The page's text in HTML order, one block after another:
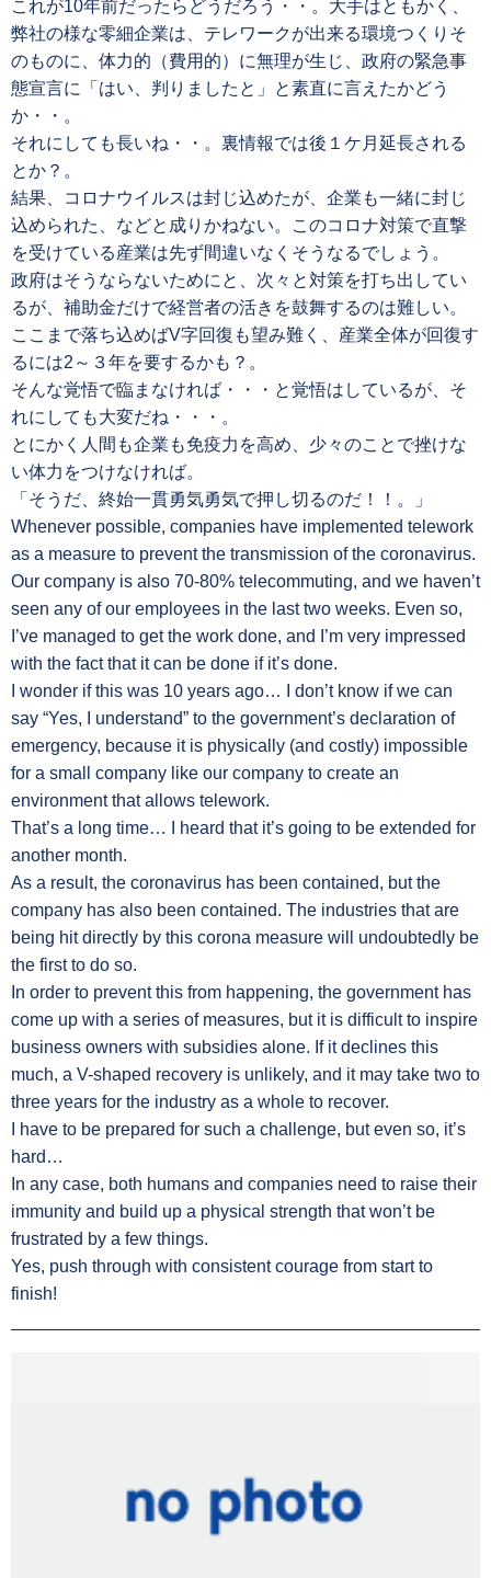
これが10年前だったらどうだろう・・。大手はともかく、
弊社の様な零細企業は、テレワークが出来る環境つくりそ
のものに、体力的（費用的）に無理が生じ、政府の緊急事
態宣言に「はい、判りましたと」と素直に言えたかどう
か・・。
それにしても長いね・・。裏情報では後１ケ月延長される
とか？。
結果、コロナウイルスは封じ込めたが、企業も一緒に封じ
込められた、などと成りかねない。このコロナ対策で直撃
を受けている産業は先ず間違いなくそうなるでしょう。
政府はそうならないためにと、次々と対策を打ち出してい
るが、補助金だけで経営者の活きを鼓舞するのは難しい。
ここまで落ち込めばV字回復も望み難く、産業全体が回復す
るには2～３年を要するかも？。
そんな覚悟で臨まなければ・・・と覚悟はしているが、そ
れにしても大変だね・・・。
とにかく人間も企業も免疫力を高め、少々のことで挫けな
い体力をつけなければ。
「そうだ、終始一貫勇気勇気で押し切るのだ！！。」
Whenever possible, companies have implemented telework
as a measure to prevent the transmission of the coronavirus.
Our company is also 70-80% telecommuting, and we haven’t
seen any of our employees in the last two weeks. Even so,
I’ve managed to get the work done, and I’m very impressed
with the fact that it can be done if it’s done.
I wonder if this was 10 years ago… I don’t know if we can
say “Yes, I understand” to the government’s declaration of
emergency, because it is physically (and costly) impossible
for a small company like our company to create an
environment that allows telework.
That’s a long time… I heard that it’s going to be extended for
another month.
As a result, the coronavirus has been contained, but the
company has also been contained. The industries that are
being hit directly by this corona measure will undoubtedly be
the first to do so.
In order to prevent this from happening, the government has
come up with a series of measures, but it is difficult to inspire
business owners with subsidies alone. If it declines this
much, a V-shaped recovery is unlikely, and it may take two to
three years for the industry as a whole to recover.
I have to be prepared for such a challenge, but even so, it’s
hard…
In any case, both humans and companies need to raise their
immunity and build up a physical strength that won’t be
frustrated by a few things.
Yes, push through with consistent courage from start to
finish!